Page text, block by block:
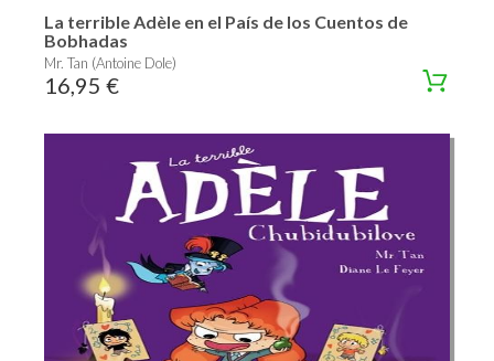
La terrible Adèle en el País de los Cuentos de
Bobhadas
Mr. Tan (Antoine Dole)
16,95 €